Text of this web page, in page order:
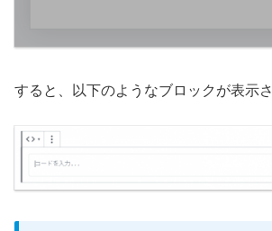
すると、以下のようなブロックが表示さ